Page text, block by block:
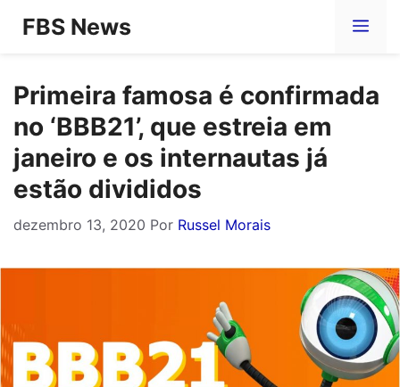
Pular
conteúdo
FBS News
Primeira famosa é confirmada
no ‘BBB21’, que estreia em
janeiro e os internautas já
estão divididos
dezembro 13, 2020 Por Russel Morais